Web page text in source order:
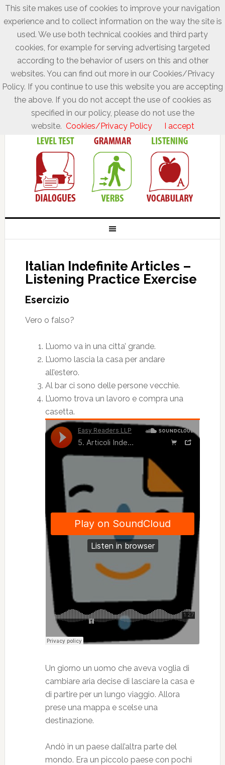
Italian Indefinite Articles –
Listening Practice Exercise
Esercizio
Vero o falso?
L’uomo va in una citta’ grande.
L’uomo lascia la casa per andare
all’estero.
Al bar ci sono delle persone vecchie.
L’uomo trova un lavoro e compra una
casetta.
Un giorno un uomo che aveva voglia di
cambiare aria decise di lasciare la casa e
di partire per un lungo viaggio. Allora
prese una mappa e scelse una
destinazione.
Andò in un paese dall’altra parte del
mondo. Era un piccolo paese con pochi
This site makes use of cookies to improve your navigation
experience and to collect information on the way the site is
used. We use both technical cookies and third party
cookies, for example for serving advertising targeted
according to the behavior of users on this and other
websites. You can find out more in our Cookies/Privacy
Policy. If you continue to use this website you are accepting
the above. If you do not accept the use of cookies as
specified in our policy, please do not use the
website. Cookies/Privacy Policy I accept